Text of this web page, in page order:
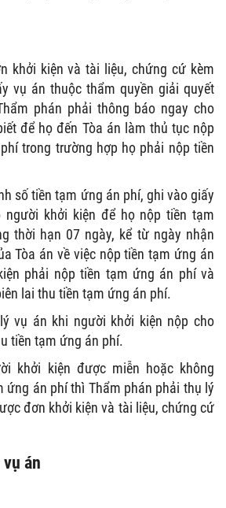
khởi kiện và tài liệu, chứng cứ kèm
vụ án thuộc thẩm quyền giải quyết
phán phải thông báo ngay cho
để họ đến Tòa án làm thủ tục nộp
trong trường hợp họ phải nộp tiền
số tiền tạm ứng án phí, ghi vào giấy
người khởi kiện để họ nộp tiền tạm
thời hạn 07 ngày, kể từ ngày nhận
Tòa án về việc nộp tiền tạm ứng án
phải nộp tiền tạm ứng án phí và
lai thu tiền tạm ứng án phí.
vụ án khi người khởi kiện nộp cho
tiền tạm ứng án phí.
khởi kiện được miễn hoặc không
ứng án phí thì Thẩm phán phải thụ lý
đơn khởi kiện và tài liệu, chứng cứ
án